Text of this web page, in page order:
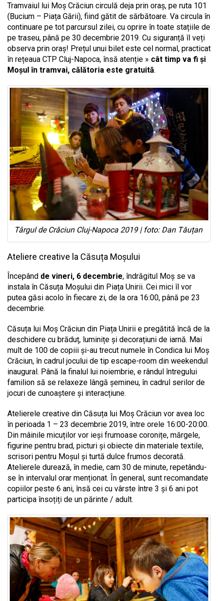
Tramvaiul lui Moș Crăciun circulă deja prin oraș, pe ruta 101
(Bucium – Piața Gării), fiind gătit de sărbătoare. Va circula în
continuare pe tot parcursul zilei, cu oprire în toate stațiile de
pe traseu, până pe 30 decembrie 2019. Cu siguranță îl veți
observa prin oraș! Prețul unui bilet este cel normal, practicat
în rețeaua CTP Cluj-Napoca, însă atenție » cât timp va fi și
Moșul în tramvai, călătoria este gratuită.
Târgul de Crăciun Cluj-Napoca 2019 | foto: Dan Tăuțan
Ateliere creative la Căsuța Moșului
Începând de vineri, 6 decembrie, îndrăgitul Moș se va
instala în Căsuța Moșului din Piața Unirii. Cei mici îl vor
putea găsi acolo în fiecare zi, de la ora 16:00, până pe 23
decembrie.
Căsuța lui Moș Crăciun din Piața Unirii e pregătită încă de la
deschidere cu brăduț, luminițe și decorațiuni de iarnă. Mai
mult de 100 de copiii și-au trecut numele în Condica lui Moș
Crăciun, în cadrul jocului de tip escape-room din weekendul
inaugural. Până la finalul lui noiembrie, e rândul întregului
familion să se relaxeze lângă șemineu, în cadrul serilor de
jocuri de cunoaștere și interacțiune.
Atelierele creative din Căsuța lui Moș Crăciun vor avea loc
în perioada 1 – 23 decembrie 2019, între orele 16:00-20:00.
Din mâinile micuților vor ieși frumoase coronițe, mărgele,
figurine pentru brad, picturi și obiecte din materiale textile,
scrisori pentru Moșul și turtă dulce frumos decorată.
Atelierele durează, în medie, cam 30 de minute, repetându-
se în intervalul orar menționat. În general, sunt recomandate
copiilor peste 6 ani, însă cei cu vârste între 3 și 6 ani pot
participa însoțiți de un părinte / adult.